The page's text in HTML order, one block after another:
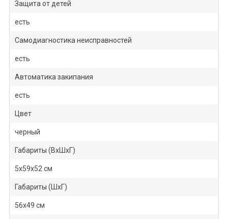
Защита от детей
есть
Самодиагностика неисправностей
есть
Автоматика закипания
есть
Цвет
черный
Габариты (ВхШхГ)
5х59х52 см
Габариты (ШхГ)
56х49 см